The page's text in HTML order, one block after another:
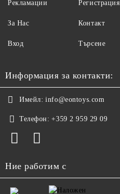
Рекламации
За Нас
Вход
Регистрация
Контакт
Търсене
Информация за контакти:
Имейл: info@eontoys.com
Телефон: +359 2 959 29 09
Ние работим с